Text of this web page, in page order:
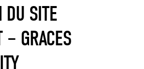
DU SITE
– GRACES